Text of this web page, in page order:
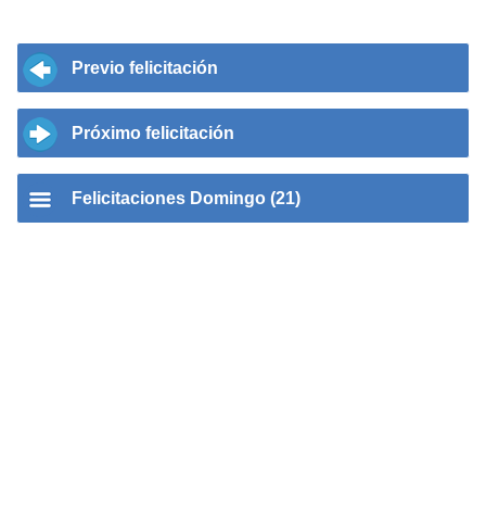
Previo felicitación
Próximo felicitación
Felicitaciones Domingo (21)